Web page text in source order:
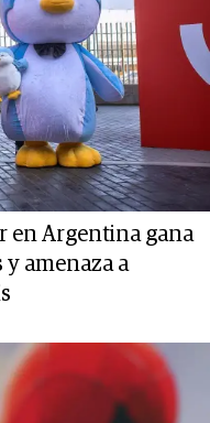
en Argentina gana
amenaza a